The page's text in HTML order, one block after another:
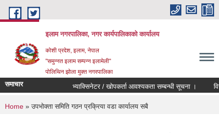
Skip to main content
इलाम नगरपालिका, नगर कार्यपालिकाको कार्यालय
कोशी प्रदेश, इलाम, नेपाल
"समुन्नत इलाम सम्पन्न इलामेली"
पोलिथिन झोला मुक्त नगरपालिका
समाचार भ्याक्सिनेटर / खोपकर्ता आवश्यकता सम्बन्धी सूचना ।
You are here
Home » उपभोक्ता समिति गठन प्रक्रिया वडा कार्यालय सबै